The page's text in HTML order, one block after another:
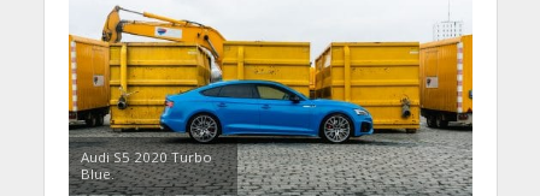
Audi S5 2020 Turbo
Blue.